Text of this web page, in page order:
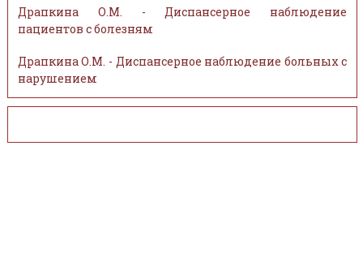
Драпкина О.М. - Диспансерное наблюдение
пациентов с болезням
Драпкина О.М. - Диспансерное наблюдение больных с
нарушением